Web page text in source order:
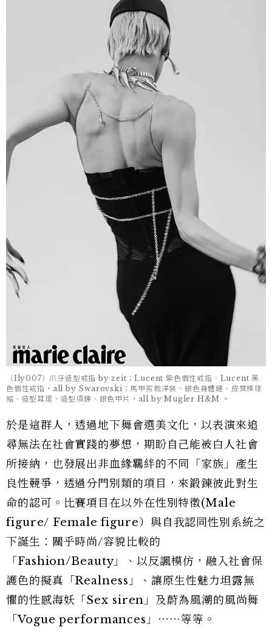
（Ily007）爪牙造型戒指 by zeit；Lucent 紫色個性戒指、Lucent 黑
色個性戒指，all by Swarovski；馬甲剪裁洋裝、銀色身體鏈、皮質棒球
帽、造型耳環、造型項鍊、銀色甲片，all by Mugler H&M 。
於是這群人，透過地下舞會選美文化，以表演來追
尋無法在社會實踐的夢想，期盼自己能被白人社會
所接納，也發展出非血緣羈絆的不同「家族」產生
良性競爭，透過分門別類的項目，來鍛鍊彼此對生
命的認可。比賽項目在以外在性別特徵(Male
figure/ Female figure）與自我認同性別系統之
下誕生：關乎時尚/容貌比較的
「Fashion/Beauty」、以反諷模仿，融入社會保
護色的擬真「Realness」、讓原生性魅力坦露無
懼的性感海妖「Sex siren」及蔚為風潮的風尚舞
「Vogue performances」⋯⋯等等。